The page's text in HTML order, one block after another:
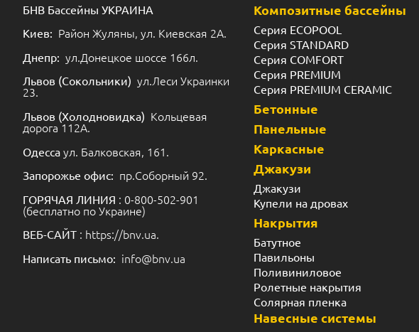
БНВ Бассейны УКРАИНА
Киев: Район Жуляны, ул. Киевская 2А.
Днепр: ул.Донецкое шоссе 166л.
Львов (Сокольники) ул.Леси Украинки
23.
Львов (Холодновидка) Кольцевая
дорога 112А.
Одесса ул. Балковская, 161.
Запорожье офис: пр.Соборный 92.
ГОРЯЧАЯ ЛИНИЯ : 0-800-502-901
(бесплатно по Украине)
ВЕБ-САЙТ : https://bnv.ua.
Написать письмо: info@bnv.ua
Композитные бассейны
Серия ECOPOOL
Серия STANDARD
Серия COMFORT
Серия PREMIUM
Серия PREMIUM CERAMIC
Бетонные
Панельные
Каркасные
Джакузи
Джакузи
Купели на дровах
Накрытия
Батутное
Павильоны
Поливиниловое
Ролетные накрытия
Солярная пленка
Навесные системы